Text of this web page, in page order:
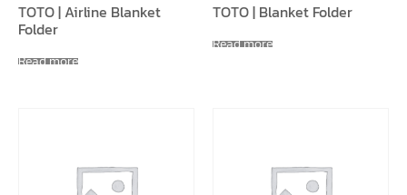
TOTO | Airline Blanket
Folder
Read more
TOTO | Blanket Folder
Read more